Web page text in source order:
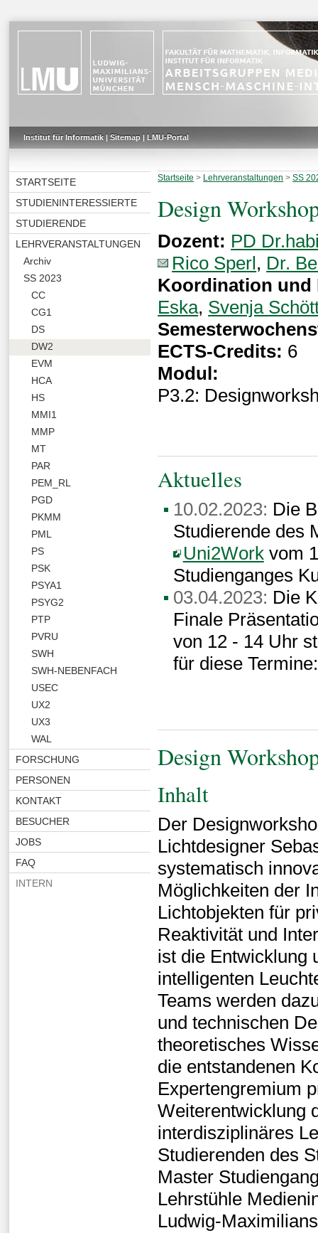
Institut für Informatik| Sitemap| LMU-Portal
STARTSEITE
STUDIENINTERESSIERTE
STUDIERENDE
LEHRVERANSTALTUNGEN
Archiv
SS 2023
CC
CG1
DS
DW2
EVM
HCA
HS
MMI1
MMP
MT
PAR
PEM_RL
PGD
PKMM
PML
PS
PSK
PSYA1
PSYG2
PTP
PVRU
SWH
SWH-NEBENFACH
USEC
UX2
UX3
WAL
FORSCHUNG
PERSONEN
KONTAKT
BESUCHER
JOBS
FAQ
INTERN
Startseite > Lehrveranstaltungen >SS
Design
Dozent: PD
Rico Sperl, Dr.
Koordination und
Eska, Svenja
ECTS-Credits: 6
Modul:
P3.2:
Aktuelles
10.02.2023: Die
Studierende des
Uni2Workvom
Studienganges
03.04.2023: Die
Finale
von 12 - 14 Uhr
für diese
Design
Inhalt
Der
Lichtdesigner
systematisch
Möglichkeiten der
Lichtobjekten für
Reaktivität und
ist die Entwicklung
intelligenten
Teams werden
und technischen
theoretisches
die entstandenen
Expertengremium
Weiterentwicklung
interdisziplinäres
Studierenden des
Master
Lehrstühle
Ludwig-